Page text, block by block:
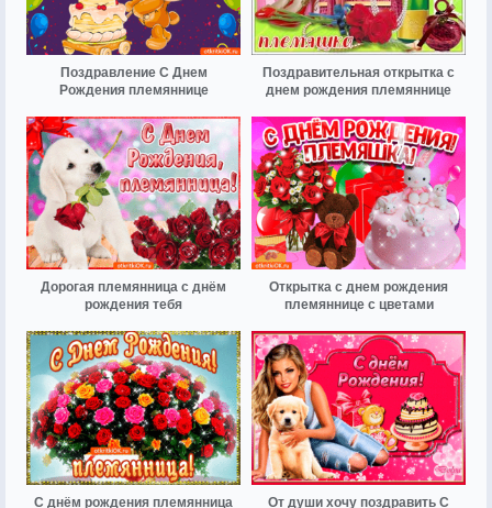
Поздравление С Днем
Рождения племяннице
Поздравительная открытка с
днем рождения племяннице
Дорогая племянница с днём
рождения тебя
Открытка с днем рождения
племяннице с цветами
С днём рождения племянница От души хочу поздравить С